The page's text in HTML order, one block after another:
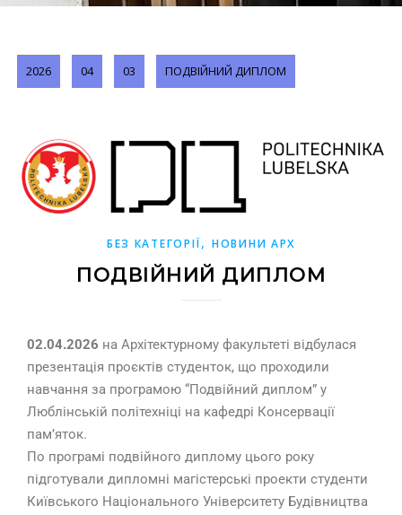
2026 04 03 ПОДВІЙНИЙ ДИПЛОМ
БЕЗ КАТЕГОРІЇ,НОВИНИ АРХ
ПОДВІЙНИЙ ДИПЛОМ
02.04.2026 на Архітектурному факультеті відбулася
презентація проєктів студенток, що проходили
навчання за програмою “Подвійний диплом” у
Люблінській політехніці на кафедрі Консервації
пам’яток.
По програмі подвійного диплому цього року
підготували дипломні магістерські проекти студенти
Київського Національного Університету Будівництва